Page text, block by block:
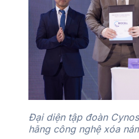
Đại diện tập đoàn
hãng công nghệ xóa